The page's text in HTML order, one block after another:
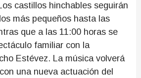
castillos hinchables seguirán
más pequeños hasta las
que a las 11:00 horas se
familiar con la
Estévez. La música volverá
una nueva actuación del